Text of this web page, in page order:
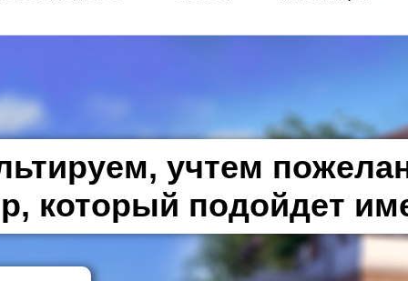
горизонтального
Металлические заборы для дачи
Забор жалюзи с кирпичными столбами
Металлические заборы
Металлические ограждения
учтем
который подойдет